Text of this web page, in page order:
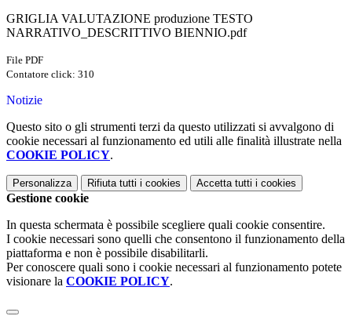
GRIGLIA VALUTAZIONE produzione TESTO
NARRATIVO_DESCRITTIVO BIENNIO.pdf
File PDF
Contatore click: 310
Notizie
Questo sito o gli strumenti terzi da questo utilizzati si avvalgono di
cookie necessari al funzionamento ed utili alle finalità illustrate nella
COOKIE POLICY.
Personalizza Rifiuta tutti i cookies Accetta tutti i cookies
Gestione cookie
In questa schermata è possibile scegliere quali cookie consentire.
I cookie necessari sono quelli che consentono il funzionamento della
piattaforma e non è possibile disabilitarli.
Per conoscere quali sono i cookie necessari al funzionamento potete
visionare la COOKIE POLICY.